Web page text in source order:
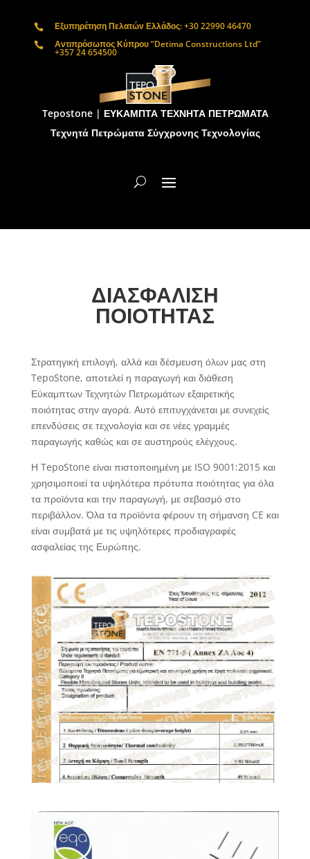
 Εξυπηρέτηση Πελατών Ελλάδος: +30 22990 46470
 Αντιπρόσωπος Κύπρου “Detima Constructions Ltd”
+357 24 654500
Tepostone | ΕΥΚΑΜΠΤΑ ΤΕΧΝΗΤΑ ΠΕΤΡΩΜΑΤΑ
Τεχνητά Πετρώματα Σύγχρονης Τεχνολογίας
ΔΙΑΣΦΑΛΙΣΗ
ΠΟΙΟΤΗΤΑΣ
Στρατηγική επιλογή, αλλά και δέσμευση όλων μας στη
TepoStone, αποτελεί η παραγωγή και διάθεση
Εύκαμπτων Τεχνητών Πετρωμάτων εξαιρετικής
ποιότητας στην αγορά. Αυτό επιτυγχάνεται με συνεχείς
επενδύσεις σε τεχνολογία και σε νέες γραμμές
παραγωγής καθώς και σε αυστηρούς ελέγχους.
Η TepoStone είναι πιστοποιημένη με ISO 9001:2015 και
χρησιμοποιεί τα υψηλότερα πρότυπα ποιότητας για όλα
τα προϊόντα και την παραγωγή, με σεβασμό στο
περιβάλλον. Όλα τα προϊόντα φέρουν τη σήμανση CE και
είναι συμβατά με τις υψηλότερες προδιαγραφές
ασφαλείας της Ευρώπης.